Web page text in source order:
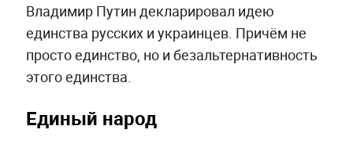
Владимир Путин декларировал идею
единства русских и украинцев. Причём не
просто единство, но и безальтернативность
этого единства.
Единый народ